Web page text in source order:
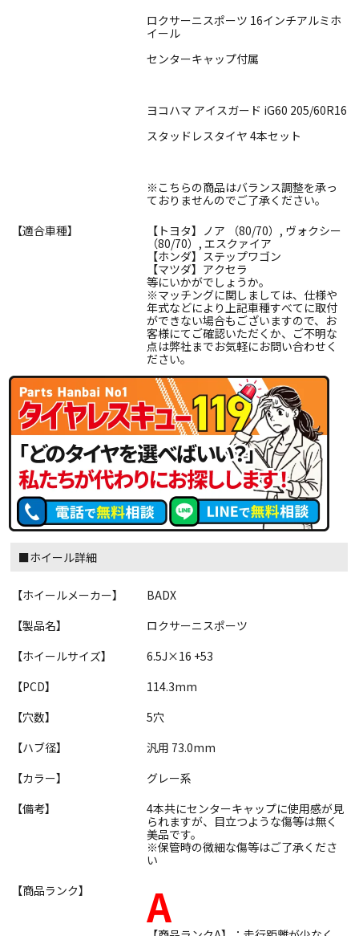
ロクサーニスポーツ 16インチアルミホ
イール
センターキャップ付属
ヨコハマ アイスガード iG60 205/60R16
スタッドレスタイヤ 4本セット
※こちらの商品はバランス調整を承っ
ておりませんのでご了承ください。
【適合車種】
【トヨタ】ノア （80/70）, ヴォクシー
（80/70）, エスクァイア
【ホンダ】ステップワゴン
【マツダ】アクセラ
等にいかがでしょうか。
※マッチングに関しましては、仕様や
年式などにより上記車種すべてに取付
ができない場合もございますので、お
客様にてご確認いただくか、ご不明な
点は弊社までお気軽にお問い合わせく
ださい。
■ホイール詳細
【ホイールメーカー】
BADX
【製品名】
ロクサーニスポーツ
【ホイールサイズ】
6.5J×16 +53
【PCD】
114.3mm
【穴数】
5穴
【ハブ径】
汎用 73.0mm
【カラー】
グレー系
【備考】
4本共にセンターキャップに使用感が見
られますが、目立つような傷等は無く
美品です。
※保管時の微細な傷等はご了承くださ
い
【商品ランク】
A